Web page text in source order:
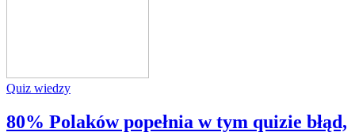
Quiz wiedzy
80% Polaków popełnia w tym quizie błąd,